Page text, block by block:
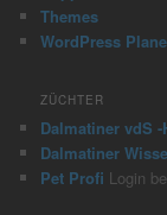
Themes
WordPress
ZÜCHTER
Dalmatiner vdS -
Dalmatiner
Pet Profi Login